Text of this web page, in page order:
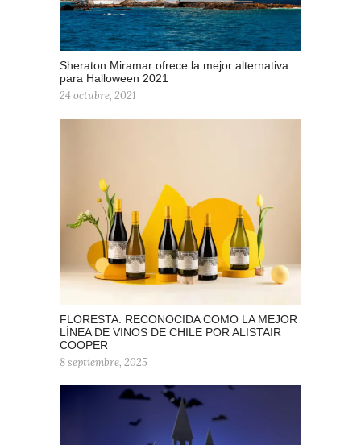
Sheraton Miramar ofrece la mejor alternativa
para Halloween 2021
24 octubre, 2021
FLORESTA: RECONOCIDA COMO LA MEJOR
LÍNEA DE VINOS DE CHILE POR ALISTAIR
COOPER
8 septiembre, 2025